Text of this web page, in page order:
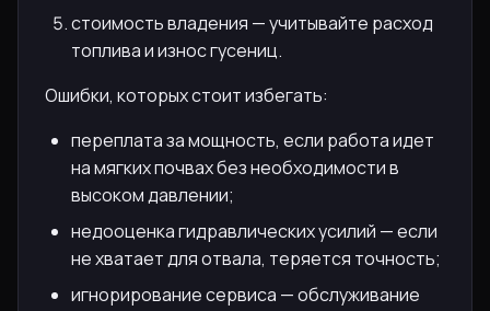
стоимость владения — учитывайте расход
топлива и износ гусениц.
Ошибки, которых стоит избегать:
переплата за мощность, если работа идет
на мягких почвах без необходимости в
высоком давлении;
недооценка гидравлических усилий — если
не хватает для отвала, теряется точность;
игнорирование сервиса — обслуживание